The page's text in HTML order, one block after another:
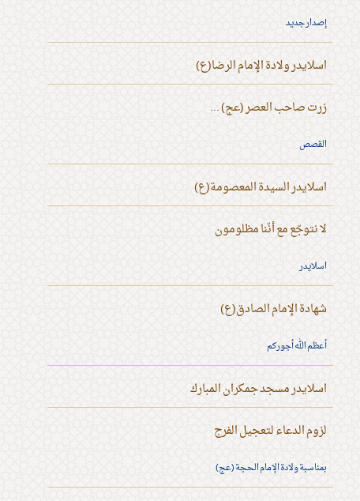
إصدار جديد
اسلايدر ولادة الإمام الرضا(ع)
زرت صاحب العصر (عج) ...
القصص
اسلايدر السيدة المعصومة(ع)
لا نتوجّع مع أنّنا مظلومون
اسلايدر
شهادة الإمام الصادق(ع)
أعظم الله أجوركم
اسلايدر مسجد جمكران المبارك
لزوم الدعاء لتعجيل الفرج
بمناسبة ولادة الإمام الحجة (عج)